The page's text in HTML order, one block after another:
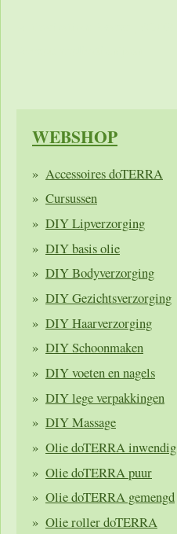
WEBSHOP
Accessoires doTERRA
Cursussen
DIY Lipverzorging
DIY basis olie
DIY Bodyverzorging
DIY Gezichtsverzorging
DIY Haarverzorging
DIY Schoonmaken
DIY voeten en nagels
DIY lege verpakkingen
DIY Massage
Olie doTERRA inwendig
Olie doTERRA puur
Olie doTERRA gemengd
Olie roller doTERRA